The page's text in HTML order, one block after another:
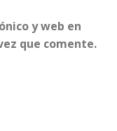
y web en
que comente.